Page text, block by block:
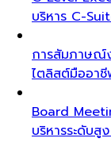
บริหาร C-
การสัมภาษณ์
ไตลิสต์มืออาชี
Board
บริหารระดับ